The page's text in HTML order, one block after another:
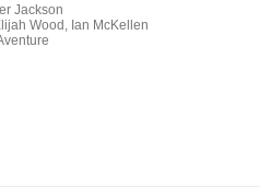
Jackson
Wood, Ian McKellen